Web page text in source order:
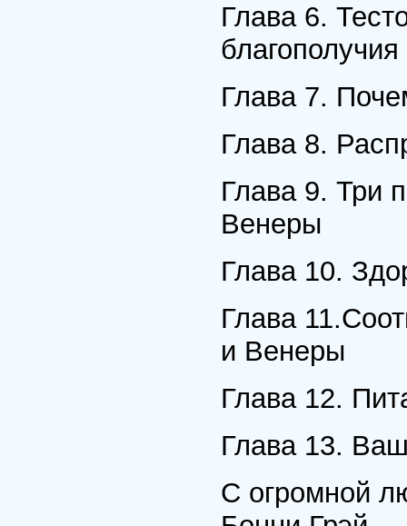
Глава 6.
благополучия
Глава 7.
Глава 8.
Глава 9. Три
Венеры
Глава 10.
Глава
и Венеры
Глава 12.
Глава 13.
С огромной